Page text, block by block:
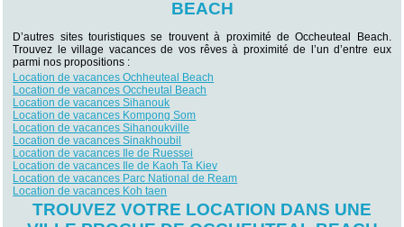
BEACH
D’autres sites touristiques se trouvent à proximité de Occheuteal Beach.
Trouvez le village vacances de vos rêves à proximité de l’un d’entre eux
parmi nos propositions :
Location de vacances Ochheuteal Beach
Location de vacances Occheutal Beach
Location de vacances Sihanouk
Location de vacances Kompong Som
Location de vacances Sihanoukville
Location de vacances Sinakhoubil
Location de vacances Ile de Ruessei
Location de vacances Ile de Kaoh Ta Kiev
Location de vacances Parc National de Ream
Location de vacances Koh taen
TROUVEZ VOTRE LOCATION DANS UNE